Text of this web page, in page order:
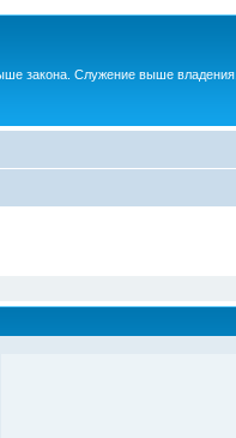
закона. Служение выше владения.